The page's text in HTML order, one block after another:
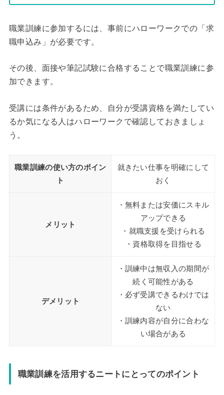
職業訓練に参加するには、事前にハローワークでの「求
職申込み」が必要です。
その後、面接や筆記試験に合格することで職業訓練に参
加できます。
受講には条件があるため、自分が受講資格を満たしてい
るか気になる人はハローワークで確認しておきましょ
う。
職業訓練の使い方のポイン
ト
就きたい仕事を明確にして
おく
メリット
・無料または安価にスキル
アップできる
・就職支援を受けられる
・資格取得を目指せる
デメリット
・訓練中は無収入の期間が
続く可能性がある
・必ず受講できるわけでは
ない
・訓練内容が自分に合わな
い場合がある
職業訓練を活用するニートにとってのポイント